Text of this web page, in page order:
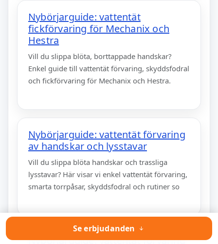
Nybörjarguide: vattentät
fickförvaring för Mechanix och
Hestra
Vill du slippa blöta, borttappade handskar?
Enkel guide till vattentät förvaring, skyddsfodral
och fickförvaring för Mechanix och Hestra.
Nybörjarguide: vattentät förvaring
av handskar och lysstavar
Vill du slippa blöta handskar och trassliga
lysstavar? Här visar vi enkel vattentät förvaring,
smarta torrpåsar, skyddsfodral och rutiner so
Nybörjarguide: vattentät förvaring
Se erbjudanden